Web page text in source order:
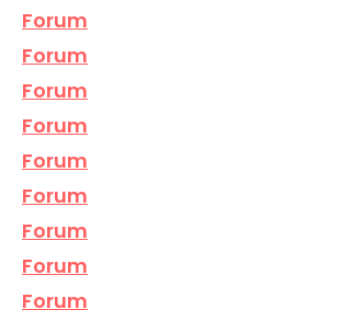
Forum
Forum
Forum
Forum
Forum
Forum
Forum
Forum
Forum